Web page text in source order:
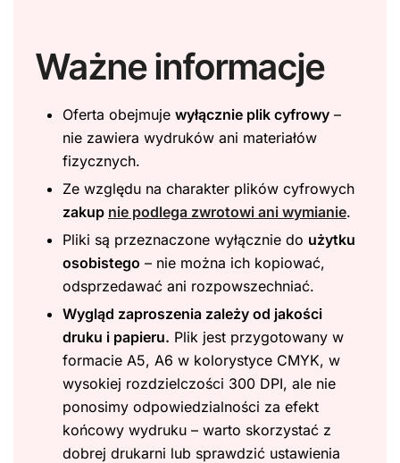
Ważne informacje
Oferta obejmuje wyłącznie plik cyfrowy –
nie zawiera wydruków ani materiałów
fizycznych.
Ze względu na charakter plików cyfrowych
zakup nie podlega zwrotowi ani wymianie.
Pliki są przeznaczone wyłącznie do użytku
osobistego – nie można ich kopiować,
odsprzedawać ani rozpowszechniać.
Wygląd zaproszenia zależy od jakości
druku i papieru. Plik jest przygotowany w
formacie A5, A6 w kolorystyce CMYK, w
wysokiej rozdzielczości 300 DPI, ale nie
ponosimy odpowiedzialności za efekt
końcowy wydruku – warto skorzystać z
dobrej drukarni lub sprawdzić ustawienia